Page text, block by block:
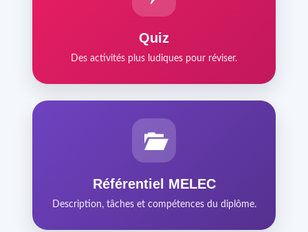
Quiz
Des activités plus ludiques pour réviser.
Référentiel MELEC
Description, tâches et compétences du diplôme.